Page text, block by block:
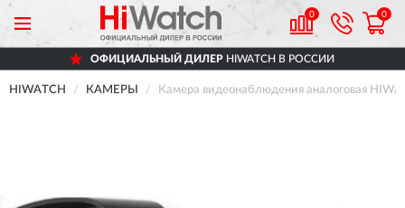
0 0
ОФИЦИАЛЬНЫЙ ДИЛЕРHIWATCH В РОССИИ
HIWATCH КАМЕРЫ Камера видеонаблюдения аналоговая